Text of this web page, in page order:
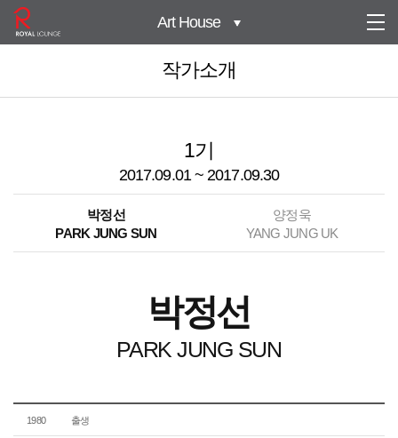
Art House
작가소개
1기
2017.09.01 ~ 2017.09.30
박정선
PARK JUNG SUN
양정욱
YANG JUNG UK
박정선
PARK JUNG SUN
1980 출생